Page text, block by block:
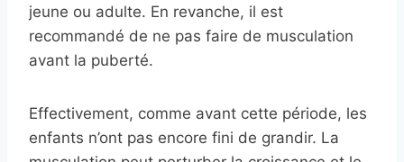
jeune ou adulte. En revanche, il est
recommandé de ne pas faire de musculation
avant la puberté.
Effectivement, comme avant cette période, les
enfants n’ont pas encore fini de grandir. La